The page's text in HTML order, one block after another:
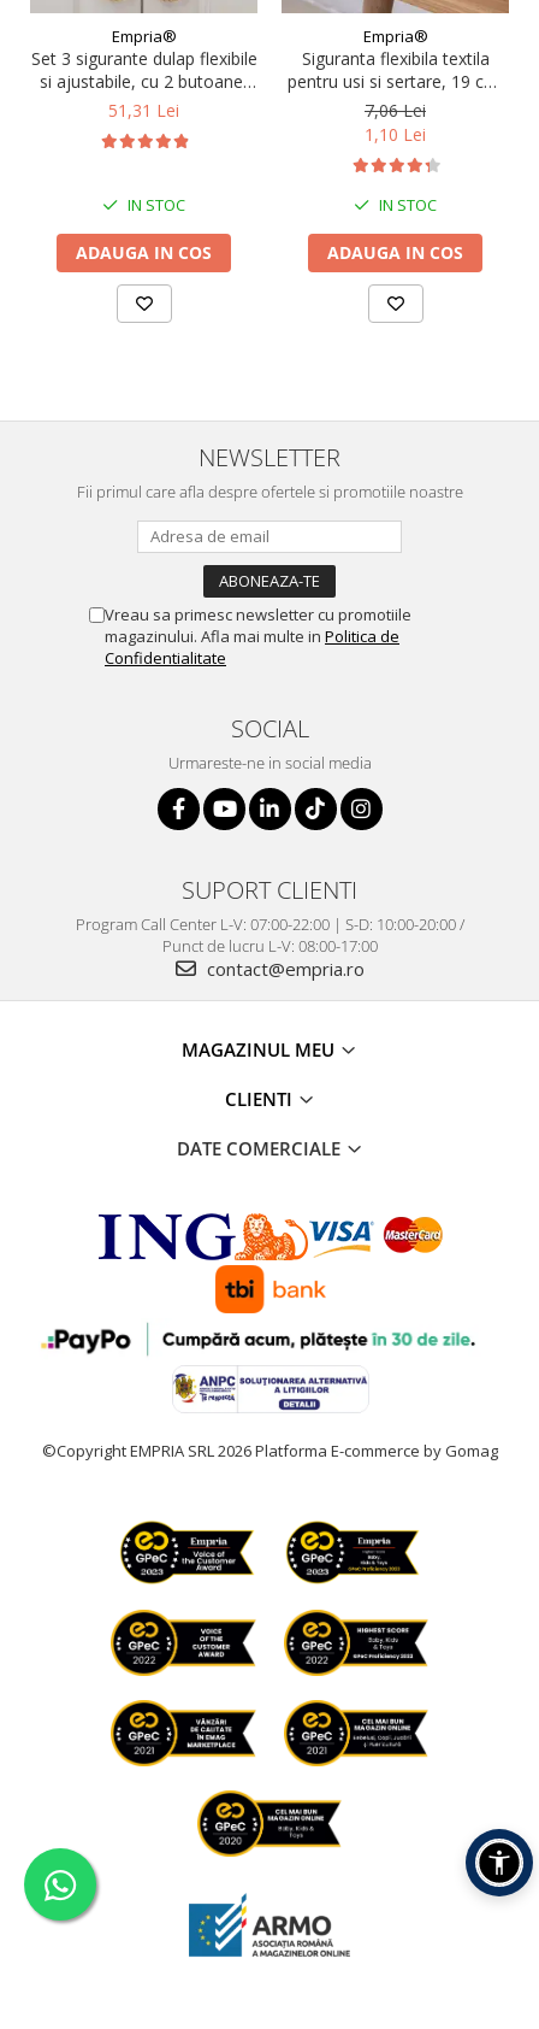
Empria®
Set 3 sigurante dulap flexibile
si ajustabile, cu 2 butoane,
22 x 6 cm, Gri
51,31 Lei
IN STOC
ADAUGA IN COS
Empria®
Siguranta flexibila textila
pentru usi si sertare, 19 cm,
Alb, model Economic
7,06 Lei
1,10 Lei
IN STOC
ADAUGA IN COS
NEWSLETTER
Fii primul care afla despre ofertele si promotiile noastre
Vreau sa primesc newsletter cu promotiile
magazinului. Afla mai multe in Politica de
Confidentialitate
SOCIAL
Urmareste-ne in social media
SUPORT CLIENTI
Program Call Center L-V: 07:00-22:00 | S-D: 10:00-20:00 /
Punct de lucru L-V: 08:00-17:00
contact@empria.ro
MAGAZINUL MEU
CLIENTI
DATE COMERCIALE
©Copyright EMPRIA SRL 2026Platforma E-commerce by Gomag